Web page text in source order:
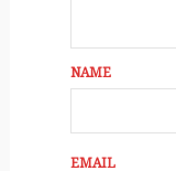
NAME
EMAIL